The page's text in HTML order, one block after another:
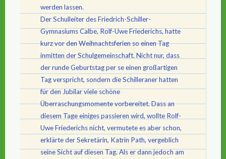
werden lassen.
Der Schulleiter des Friedrich-Schiller-
Gymnasiums Calbe, Rolf-Uwe Friederichs, hatte
kurz vor den Weihnachtsferien so einen Tag
inmitten der Schulgemeinschaft. Nicht nur, dass
der runde Geburtstag per se einen großartigen
Tag verspricht, sondern die Schilleraner hatten
für den Jubilar viele schöne
Überraschungsmomente vorbereitet. Dass an
diesem Tage einiges passieren wird, wollte Rolf-
Uwe Friederichs nicht, vermutete es aber schon,
erklärte der Sekretärin, Katrin Path, vergeblich
seine Sicht auf diesen Tag. Als er dann jedoch am